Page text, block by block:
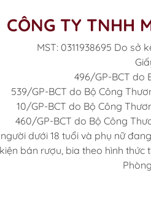
CÔNG TY TNHH
MST: 0311938695 Do sở
496/GP-BCT do
539/GP-BCT do Bộ Công
10/GP-BCT do Bộ Công
460/GP-BCT do Bộ Công
dưới 18 tuổi và phụ nữ
bán rượu, bia theo hình